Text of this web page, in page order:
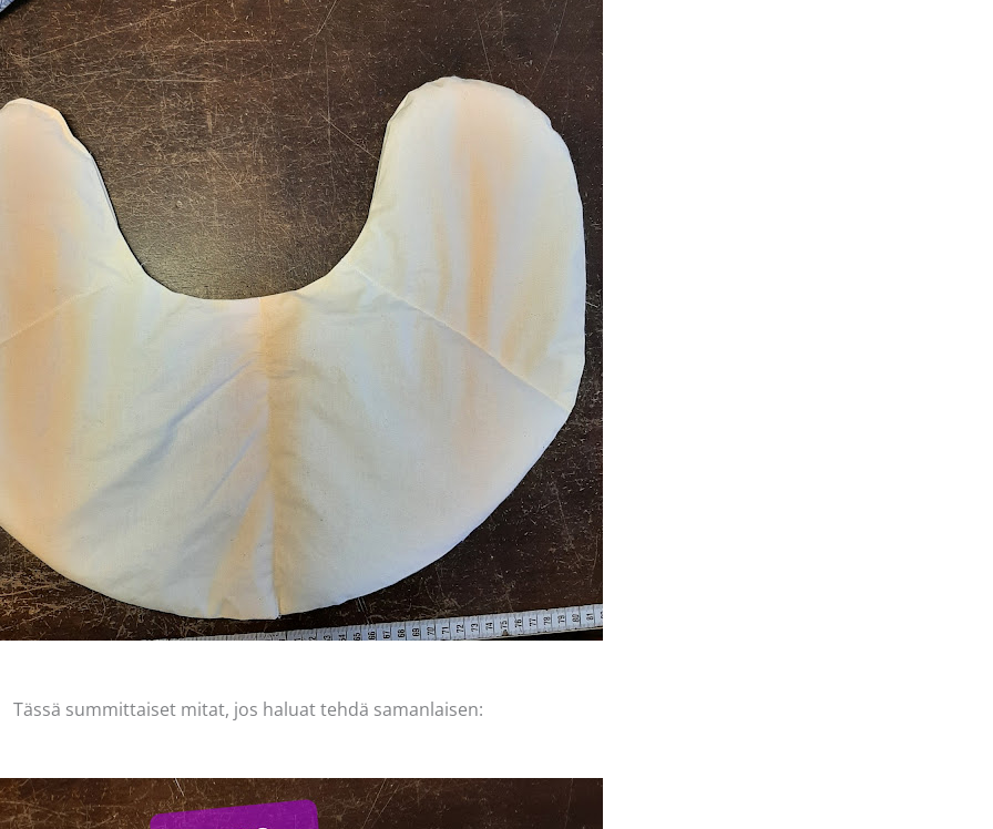
Tässä summittaiset mitat, jos haluat tehdä samanlaisen: